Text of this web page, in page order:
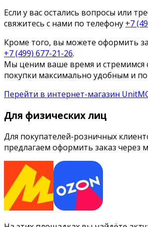
Если у вас остались вопросы или
свяжитесь с нами по телефону +7
Кроме того, вы можете оформить
+7 (499) 677-21-26.
Мы ценим ваше время и стремимся
покупки максимально удобным и
Перейти в интернет-магазин
Для физических лиц
Для покупателей-розничных
предлагаем оформить заказ через